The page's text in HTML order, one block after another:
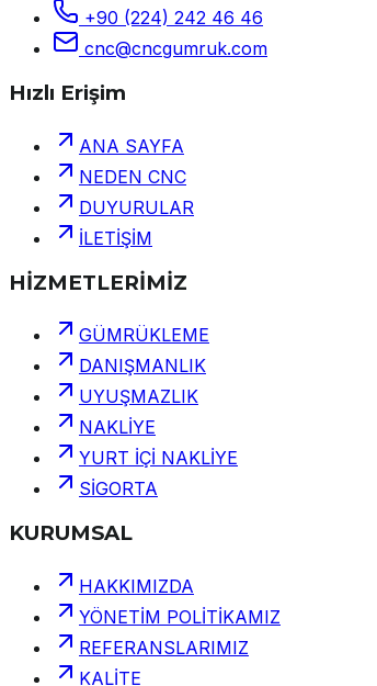
+90 (224) 242 46 46
cnc@cncgumruk.com
Hızlı Erişim
ANA SAYFA
NEDEN CNC
DUYURULAR
İLETİŞİM
HİZMETLERİMİZ
GÜMRÜKLEME
DANIŞMANLIK
UYUŞMAZLIK
NAKLİYE
YURT İÇİ NAKLİYE
SİGORTA
KURUMSAL
HAKKIMIZDA
YÖNETİM POLİTİKAMIZ
REFERANSLARIMIZ
KALİTE